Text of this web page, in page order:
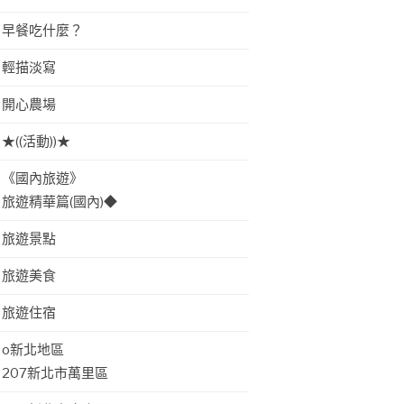
早餐吃什麼？
輕描淡寫
開心農場
★((活動))★
《國內旅遊》
旅遊精華篇(國內)◆
旅遊景點
旅遊美食
旅遊住宿
o新北地區
207新北市萬里區